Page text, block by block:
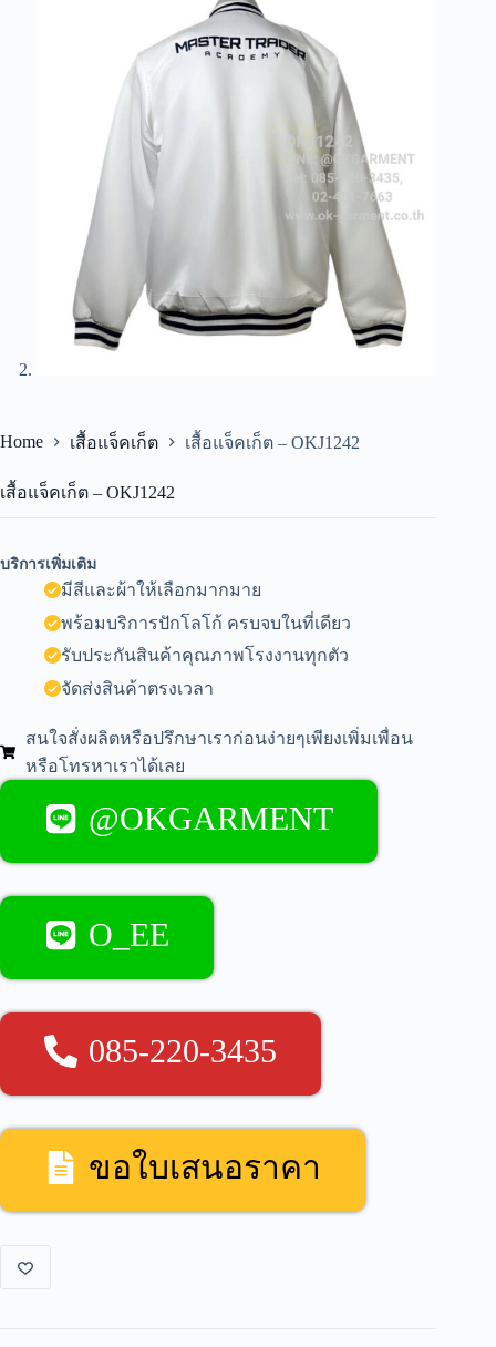
Home เสื้อแจ็คเก็ต เสื้อแจ็คเก็ต – OKJ1242
เสื้อแจ็คเก็ต – OKJ1242
บริการเพิ่มเติม
มีสีและผ้าให้เลือกมากมาย
พร้อมบริการปักโลโก้ ครบจบในที่เดียว
รับประกันสินค้าคุณภาพโรงงานทุกตัว
จัดส่งสินค้าตรงเวลา
สนใจสั่งผลิตหรือปรึกษาเราก่อนง่ายๆเพียงเพิ่มเพื่อน
หรือโทรหาเราได้เลย
@OKGARMENT
O_EE
085-220-3435
ขอใบเสนอราคา